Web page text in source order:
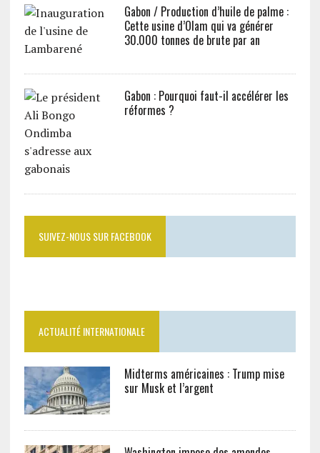
Gabon / Production d’huile de palme :
Cette usine d’Olam qui va générer
30.000 tonnes de brute par an
Gabon : Pourquoi faut-il accélérer les
réformes ?
SUIVEZ-NOUS SUR FACEBOOK
ACTUALITÉ INTERNATIONALE
Midterms américaines : Trump mise
sur Musk et l’argent